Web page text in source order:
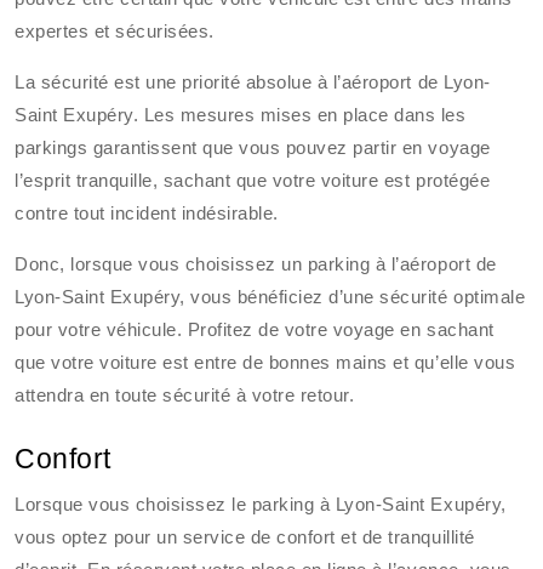
expertes et sécurisées.
La sécurité est une priorité absolue à l’aéroport de Lyon-
Saint Exupéry. Les mesures mises en place dans les
parkings garantissent que vous pouvez partir en voyage
l’esprit tranquille, sachant que votre voiture est protégée
contre tout incident indésirable.
Donc, lorsque vous choisissez un parking à l’aéroport de
Lyon-Saint Exupéry, vous bénéficiez d’une sécurité optimale
pour votre véhicule. Profitez de votre voyage en sachant
que votre voiture est entre de bonnes mains et qu’elle vous
attendra en toute sécurité à votre retour.
Confort
Lorsque vous choisissez le parking à Lyon-Saint Exupéry,
vous optez pour un service de confort et de tranquillité